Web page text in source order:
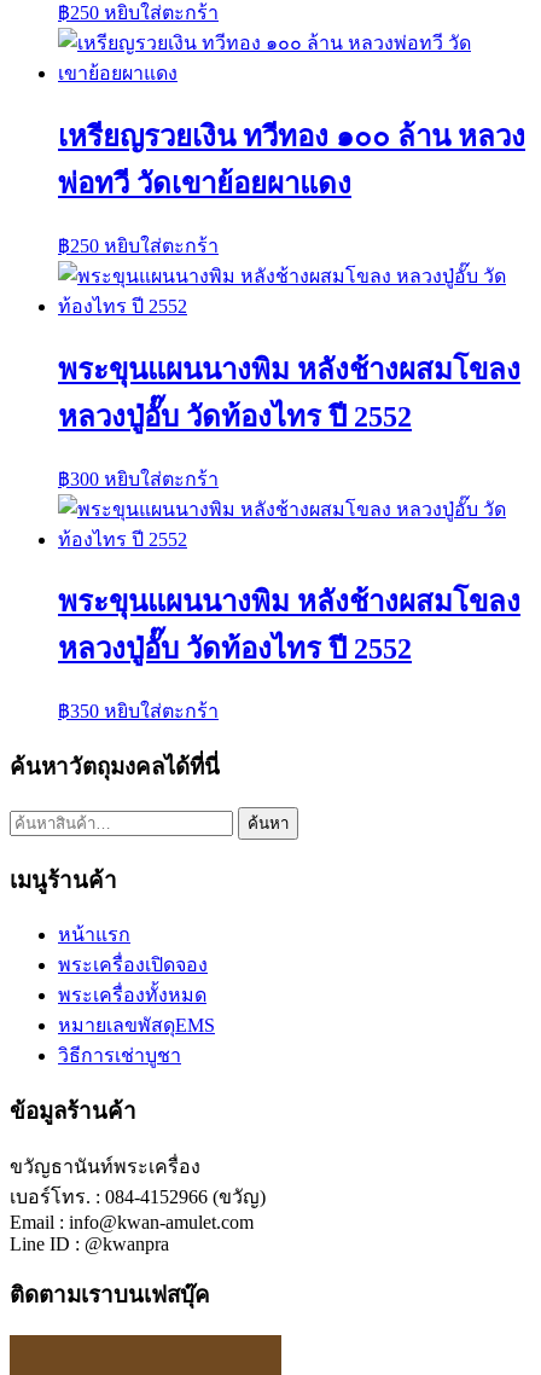
฿250 หยิบใส่ตะกร้า
เหรียญรวยเงิน ทวีทอง ๑๐๐ ล้าน หลวง
พ่อทวี วัดเขาย้อยผาแดง
฿250 หยิบใส่ตะกร้า
พระขุนแผนนางพิม หลังช้างผสมโขลง
หลวงปู่อั๊บ วัดท้องไทร ปี 2552
฿300 หยิบใส่ตะกร้า
พระขุนแผนนางพิม หลังช้างผสมโขลง
หลวงปู่อั๊บ วัดท้องไทร ปี 2552
฿350 หยิบใส่ตะกร้า
ค้นหาวัตถุมงคลได้ที่นี่
ค้นหา: ค้นหา
เมนูร้านค้า
หน้าแรก
พระเครื่องเปิดจอง
พระเครื่องทั้งหมด
หมายเลขพัสดุEMS
วิธีการเช่าบูชา
ข้อมูลร้านค้า
ขวัญธานันท์พระเครื่อง
เบอร์โทร. : 084-4152966 (ขวัญ)
Email : info@kwan-amulet.com
Line ID : @kwanpra
ติดตามเราบนเฟสบุ๊ค